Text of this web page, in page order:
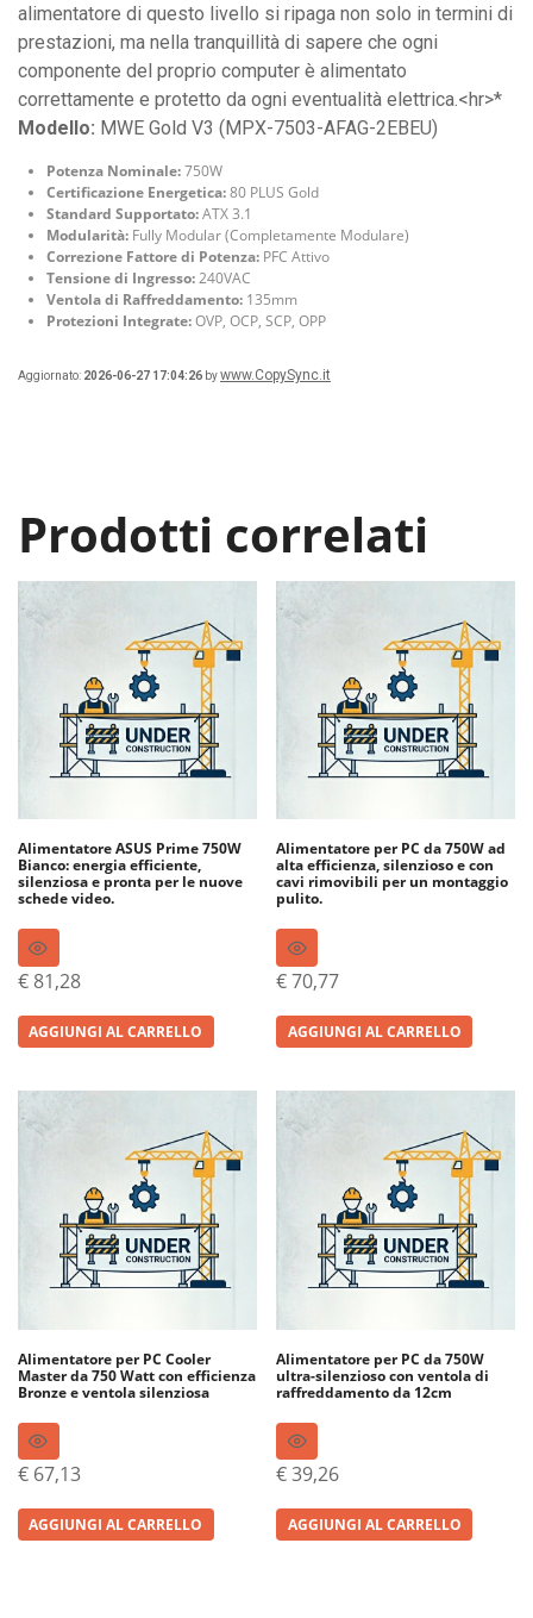
alimentatore di questo livello si ripaga non solo in termini di
prestazioni, ma nella tranquillità di sapere che ogni
componente del proprio computer è alimentato
correttamente e protetto da ogni eventualità elettrica.<hr>*
Modello: MWE Gold V3 (MPX-7503-AFAG-2EBEU)
Potenza Nominale:750W
Certificazione Energetica:80 PLUS Gold
Standard Supportato:ATX 3.1
Modularità: Fully Modular (Completamente Modulare)
Correzione Fattore di Potenza: PFC Attivo
Tensione di Ingresso:240VAC
Ventola di Raffreddamento: 135mm
Protezioni Integrate:OVP, OCP, SCP, OPP
Aggiornato: 2026-06-27 17:04:26 bywww.CopySync.it
Prodotti correlati
Alimentatore ASUS Prime 750W
Bianco: energia efficiente,
silenziosa e pronta per le nuove
schede video.
€ 81,28
AGGIUNGI AL CARRELLO
Alimentatore per PC da 750W ad
alta efficienza, silenzioso e con
cavi rimovibili per un montaggio
pulito.
€70,77
AGGIUNGI AL CARRELLO
Alimentatore per PC Cooler
Master da 750 Watt con efficienza
Bronze e ventola silenziosa
€ 67,13
AGGIUNGI AL CARRELLO
Alimentatore per PC da 750W
ultra-silenzioso con ventola di
raffreddamento da 12cm
€39,26
AGGIUNGI AL CARRELLO